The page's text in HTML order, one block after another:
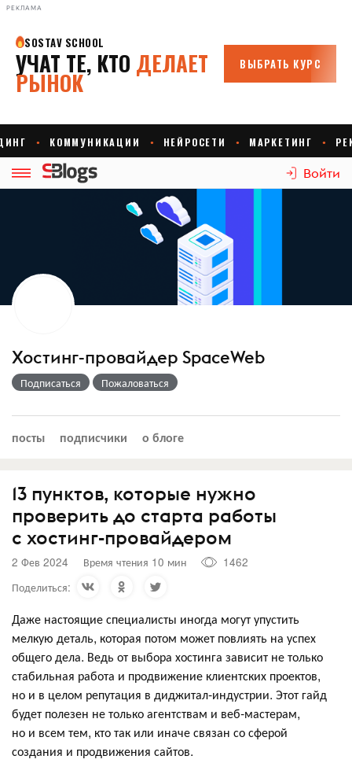
РЕКЛАМА
Войти
Хостинг-провайдер SpaceWeb
Подписаться Пожаловаться
посты подписчики о блоге
13 пунктов, которые нужно
проверить до старта работы
с хостинг-провайдером
2 Фев 2024 Время чтения 10 мин
1462
Поделиться:
Даже настоящие специалисты иногда могут упустить
мелкую деталь, которая потом может повлиять на успех
общего дела. Ведь от выбора хостинга зависит не только
стабильная работа и продвижение клиентских проектов,
но и в целом репутация в диджитал-индустрии. Этот гайд
будет полезен не только агентствам и веб-мастерам,
но и всем тем, кто так или иначе связан со сферой
создания и продвижения сайтов.